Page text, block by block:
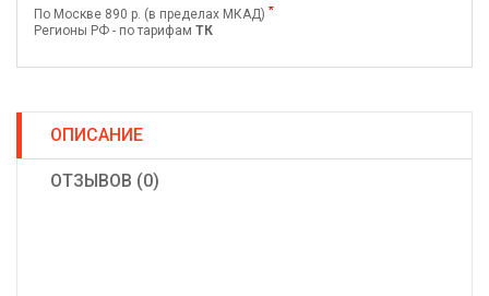
По Москве 890 р. (в пределах МКАД) *
Регионы РФ - по тарифам ТК
ОПИСАНИЕ
ОТЗЫВОВ (0)